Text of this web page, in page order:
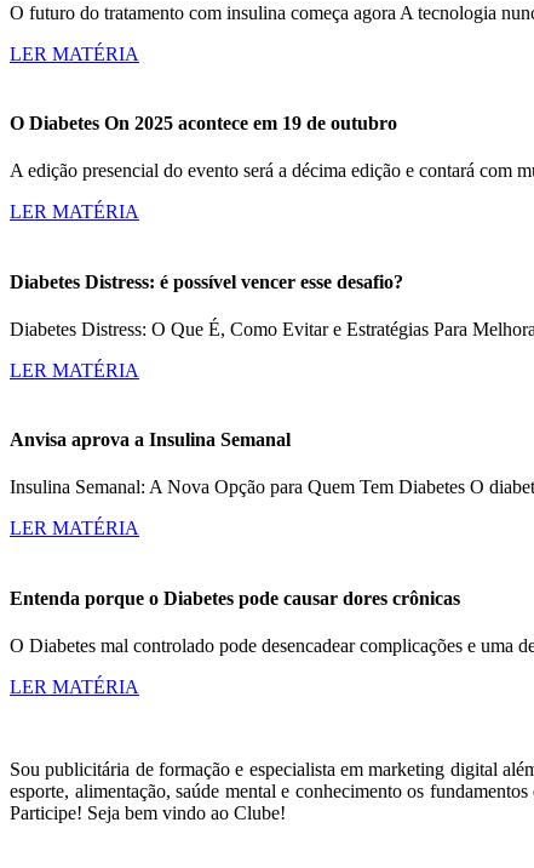
O futuro do tratamento com insulina começa agora A tecnologia
LER MATÉRIA
O Diabetes On 2025 acontece em 19 de outubro
A edição presencial do evento será a décima edição e contará
LER MATÉRIA
Diabetes Distress: é possível vencer esse desafio?
Diabetes Distress: O Que É, Como Evitar e Estratégias Para
LER MATÉRIA
Anvisa aprova a Insulina Semanal
Insulina Semanal: A Nova Opção para Quem Tem Diabetes O
LER MATÉRIA
Entenda porque o Diabetes pode causar dores crônicas
O Diabetes mal controlado pode desencadear complicações e uma
LER MATÉRIA
Sou publicitária de formação e especialista em marketing digital
esporte, alimentação, saúde mental e conhecimento os
Participe! Seja bem vindo ao Clube!